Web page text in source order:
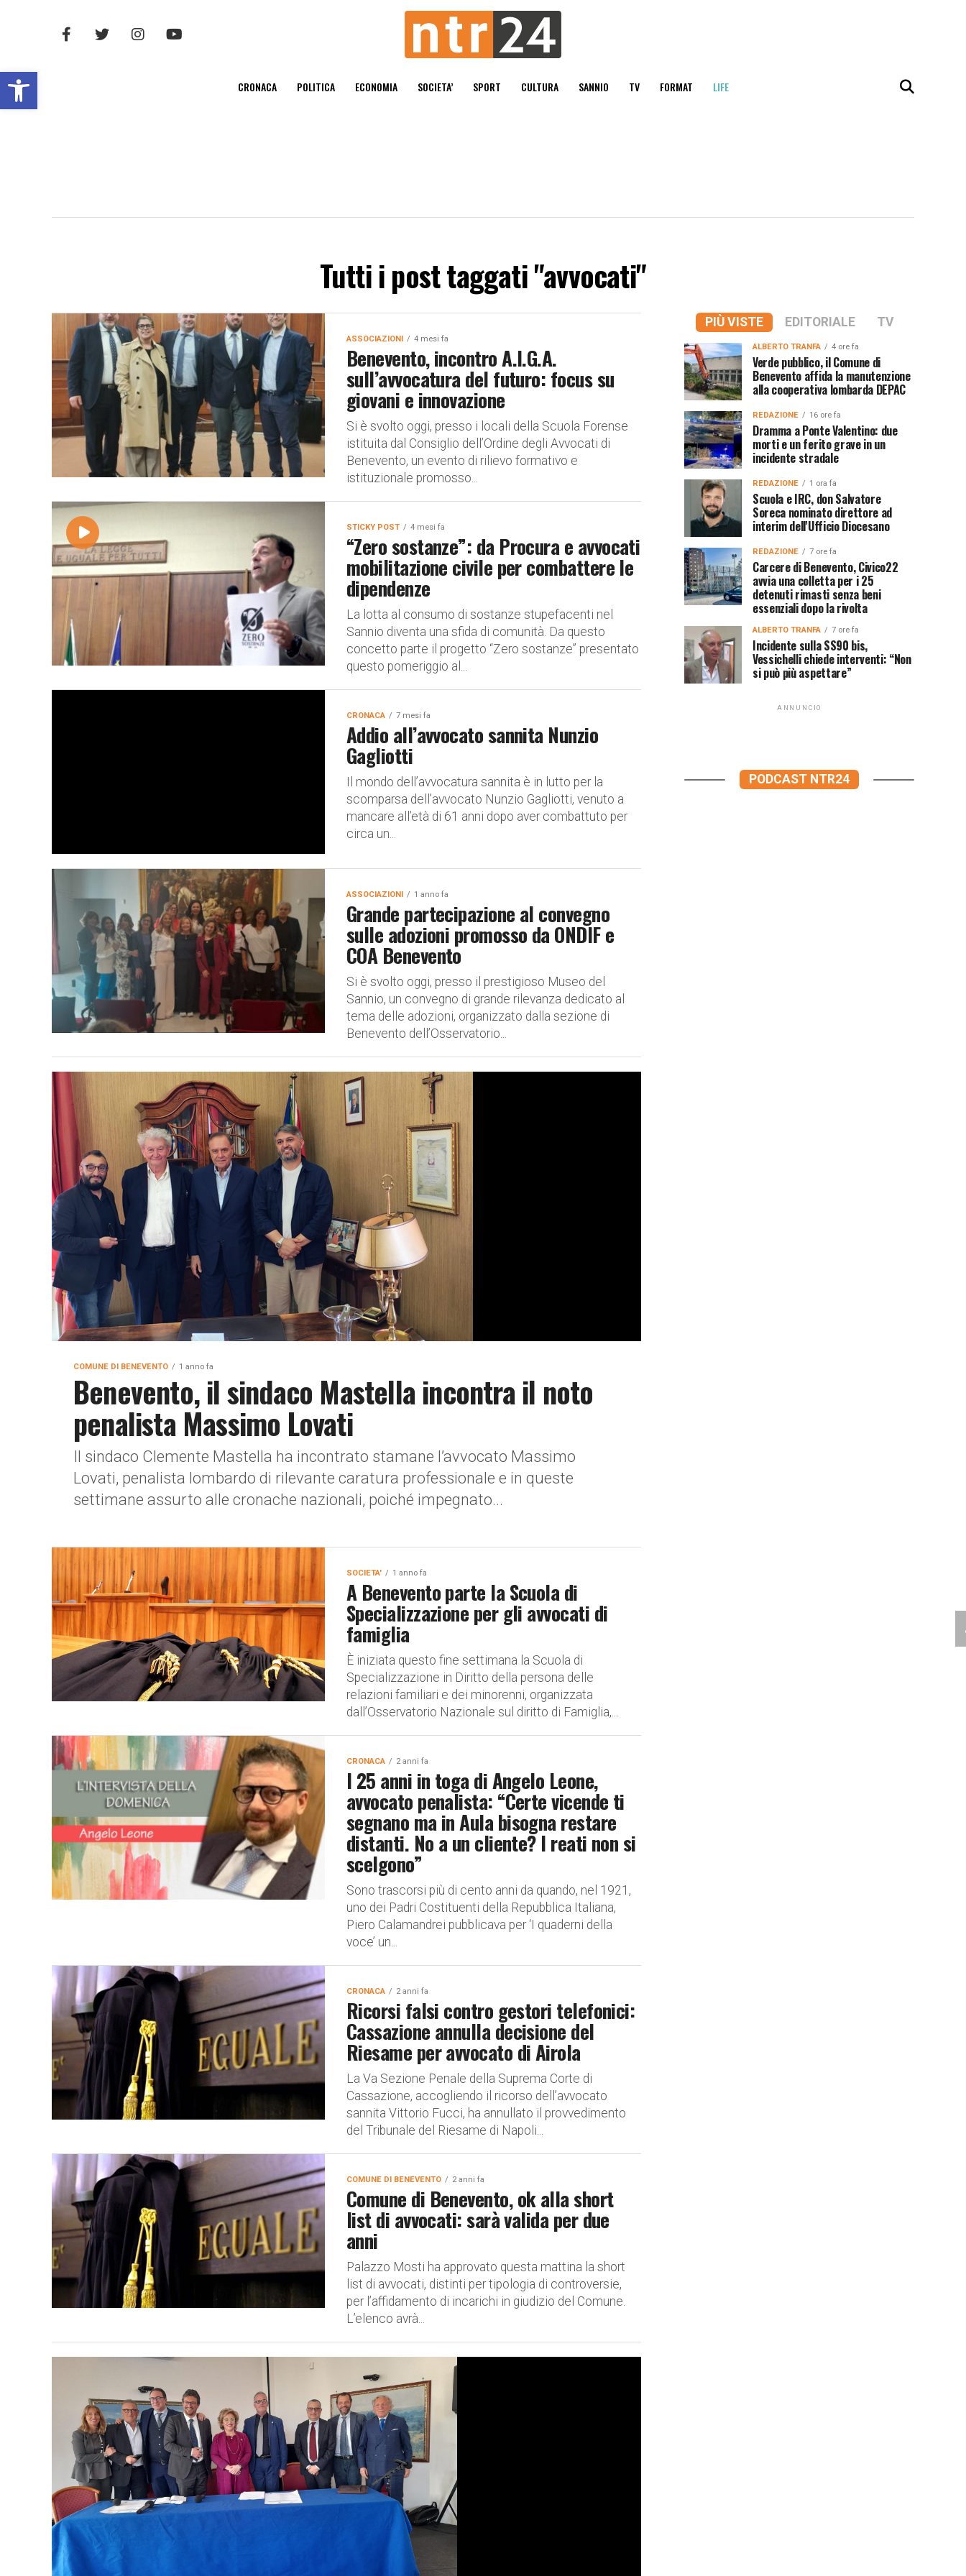
Open toolbar CRONACA POLITICA ECONOMIA SOCIETA’ SPORT CULTURA SANNIO TV FORMAT LIFE
Tutti i post taggati "avvocati"
ASSOCIAZIONI 4 mesi fa
Benevento, incontro A.I.G.A.
sull’avvocatura del futuro: focus su
giovani e innovazione
Si è svolto oggi, presso i locali della Scuola Forense
istituita dal Consiglio dell’Ordine degli Avvocati di
Benevento, un evento di rilievo formativo e
istituzionale promosso...
STICKY POST 4 mesi fa
“Zero sostanze”: da Procura e avvocati
mobilitazione civile per combattere le
dipendenze
La lotta al consumo di sostanze stupefacenti nel
Sannio diventa una sfida di comunità. Da questo
concetto parte il progetto “Zero sostanze” presentato
questo pomeriggio al...
CRONACA 7 mesi fa
Addio all’avvocato sannita Nunzio
Gagliotti
Il mondo dell’avvocatura sannita è in lutto per la
scomparsa dell’avvocato Nunzio Gagliotti, venuto a
mancare all’età di 61 anni dopo aver combattuto per
circa un...
ASSOCIAZIONI 1 anno fa
Grande partecipazione al convegno
sulle adozioni promosso da ONDIF e
COA Benevento
Si è svolto oggi, presso il prestigioso Museo del
Sannio, un convegno di grande rilevanza dedicato al
tema delle adozioni, organizzato dalla sezione di
Benevento dell’Osservatorio...
COMUNE DI BENEVENTO 1 anno fa
Benevento, il sindaco Mastella incontra il noto
penalista Massimo Lovati
Il sindaco Clemente Mastella ha incontrato stamane l’avvocato Massimo
Lovati, penalista lombardo di rilevante caratura professionale e in queste
settimane assurto alle cronache nazionali, poiché impegnato...
SOCIETA' 1 anno fa
A Benevento parte la Scuola di
Specializzazione per gli avvocati di
famiglia
È iniziata questo fine settimana la Scuola di
Specializzazione in Diritto della persona delle
relazioni familiari e dei minorenni, organizzata
dall’Osservatorio Nazionale sul diritto di Famiglia,...
CRONACA 2 anni fa
I 25 anni in toga di Angelo Leone,
avvocato penalista: “Certe vicende ti
segnano ma in Aula bisogna restare
distanti. No a un cliente? I reati non si
scelgono”
Sono trascorsi più di cento anni da quando, nel 1921,
uno dei Padri Costituenti della Repubblica Italiana,
Piero Calamandrei pubblicava per ‘I quaderni della
voce’ un...
CRONACA 2 anni fa
Ricorsi falsi contro gestori telefonici:
Cassazione annulla decisione del
Riesame per avvocato di Airola
La Va Sezione Penale della Suprema Corte di
Cassazione, accogliendo il ricorso dell’avvocato
sannita Vittorio Fucci, ha annullato il provvedimento
del Tribunale del Riesame di Napoli...
COMUNE DI BENEVENTO 2 anni fa
Comune di Benevento, ok alla short
list di avvocati: sarà valida per due
anni
Palazzo Mosti ha approvato questa mattina la short
list di avvocati, distinti per tipologia di controversie,
per l’affidamento di incarichi in giudizio del Comune.
L’elenco avrà...
PIÙ VISTE EDITORIALE TV
ALBERTO TRANFA 4 ore fa
Verde pubblico, il Comune di
Benevento affida la manutenzione
alla cooperativa lombarda DEPAC
REDAZIONE 16 ore fa
Dramma a Ponte Valentino: due
morti e un ferito grave in un
incidente stradale
REDAZIONE 1 ora fa
Scuola e IRC, don Salvatore
Soreca nominato direttore ad
interim dell'Ufficio Diocesano
REDAZIONE 7 ore fa
Carcere di Benevento, Civico22
avvia una colletta per i 25
detenuti rimasti senza beni
essenziali dopo la rivolta
ALBERTO TRANFA 7 ore fa
Incidente sulla SS90 bis,
Vessichelli chiede interventi: “Non
si può più aspettare”
ANNUNCIO
PODCAST NTR24